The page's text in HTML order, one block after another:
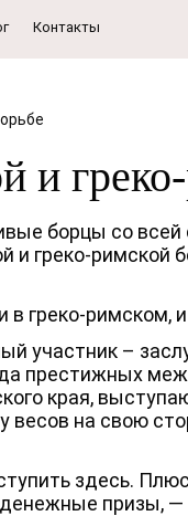
Контакты
и
борцы со
греко-римской
греко-римском,
участник –
престижных
края,
на свою
здесь.